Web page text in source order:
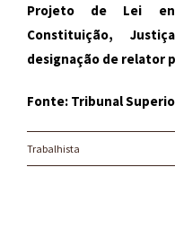
Projeto de Lei
Constituição,
designação de relator
Fonte: Tribunal
Trabalhista